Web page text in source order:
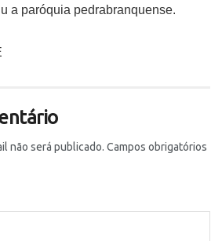
a paróquia pedrabranquense.
não será publicado. Campos obrigatórios